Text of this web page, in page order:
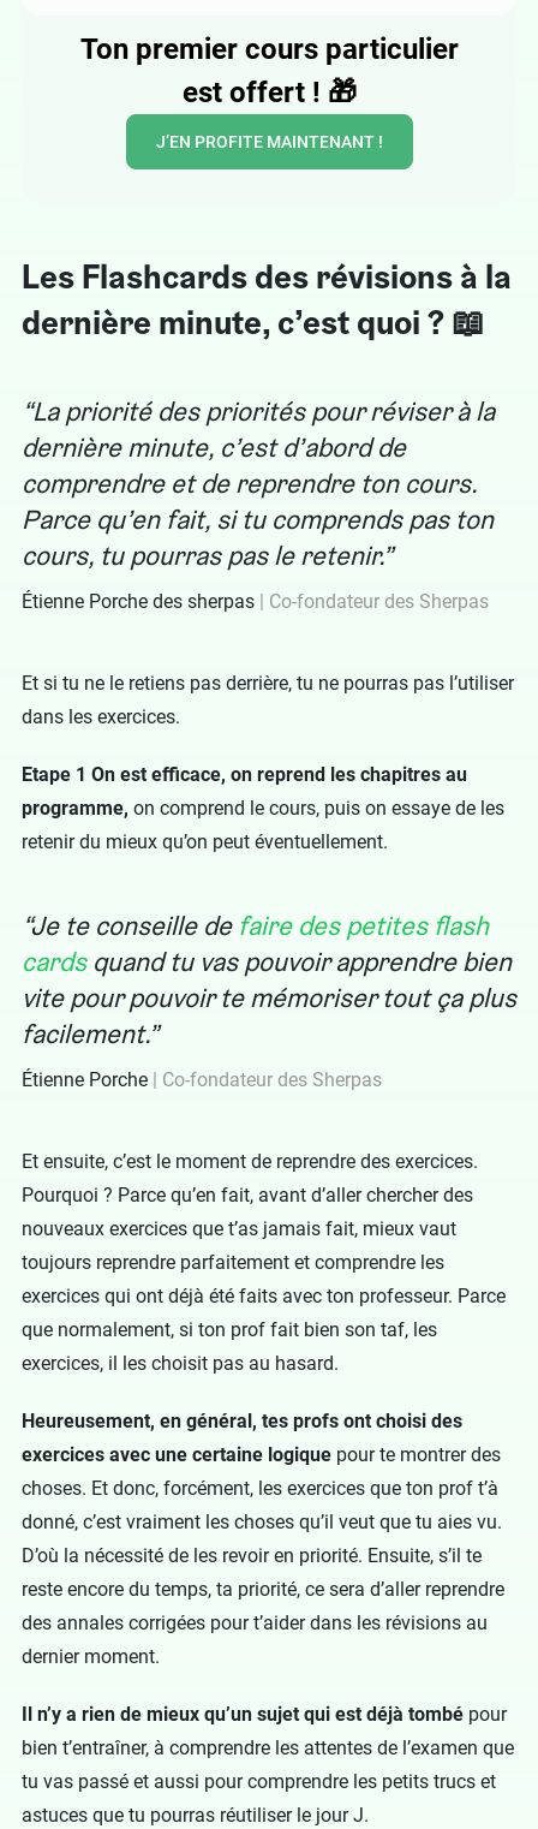
Ton premier cours particulier
est offert ! 🎁
J’EN PROFITE MAINTENANT !
Les Flashcards des révisions à la
dernière minute, c’est quoi ? 📖
La priorité des priorités pour réviser à la
dernière minute, c’est d’abord de
comprendre et de reprendre ton cours.
Parce qu’en fait, si tu comprends pas ton
cours, tu pourras pas le retenir.
Étienne Porche des sherpas Co-fondateur des Sherpas
Et si tu ne le retiens pas derrière, tu ne pourras pas l’utiliser
dans les exercices.
Etape 1 On est efficace, on reprend les chapitres au
programme, on comprend le cours, puis on essaye de les
retenir du mieux qu’on peut éventuellement.
Je te conseille de faire des petites flash
cardsquand tu vas pouvoir apprendre bien
vite pour pouvoir te mémoriser tout ça plus
facilement.
Étienne Porche Co-fondateur des Sherpas
Et ensuite, c’est le moment de reprendre des exercices.
Pourquoi ? Parce qu’en fait, avant d’aller chercher des
nouveaux exercices que t’as jamais fait, mieux vaut
toujours reprendre parfaitement et comprendre les
exercices qui ont déjà été faits avec ton professeur. Parce
que normalement, si ton prof fait bien son taf, les
exercices, il les choisit pas au hasard.
Heureusement, en général, tes profs ont choisi des
exercices avec une certaine logique pour te montrer des
choses. Et donc, forcément, les exercices que ton prof t’à
donné, c’est vraiment les choses qu’il veut que tu aies vu.
D’où la nécessité de les revoir en priorité. Ensuite, s’il te
reste encore du temps, ta priorité, ce sera d’aller reprendre
des annales corrigées pour t’aider dans les révisions au
dernier moment.
Il n’y a rien de mieux qu’un sujet qui est déjà tombé pour
bien t’entraîner, à comprendre les attentes de l’examen que
tu vas passé et aussi pour comprendre les petits trucs et
astuces que tu pourras réutiliser le jour J.